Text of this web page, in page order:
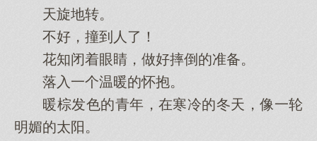
天旋地转。
不好，撞到人了！
花知闭着眼睛，做好摔倒的准备。
落入一个温暖的怀抱。
暖棕发色的青年，在寒冷的冬天，像一轮
明媚的太阳。